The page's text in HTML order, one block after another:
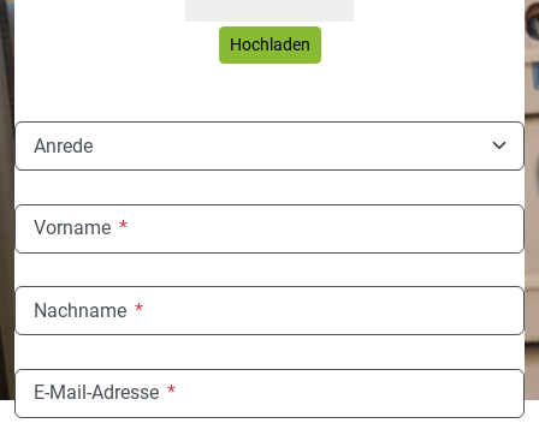
Hochladen
Anrede
Vorname *
Nachname *
E-Mail-Adresse *